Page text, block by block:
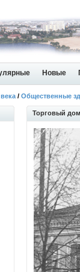
Новые
/ Общественные
Торговый